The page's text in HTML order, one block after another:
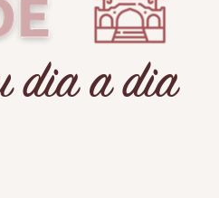
dia a dia